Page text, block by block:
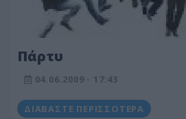
Πάρτυ
04.06.2009 - 17:43
ΔΙΑΒΆΣΤΕ ΠΕΡΙΣΣΌΤΕΡΑ